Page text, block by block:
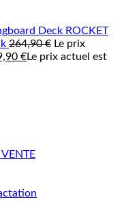
ROCKET
264,90€ Le prix
€Le prix actuel est